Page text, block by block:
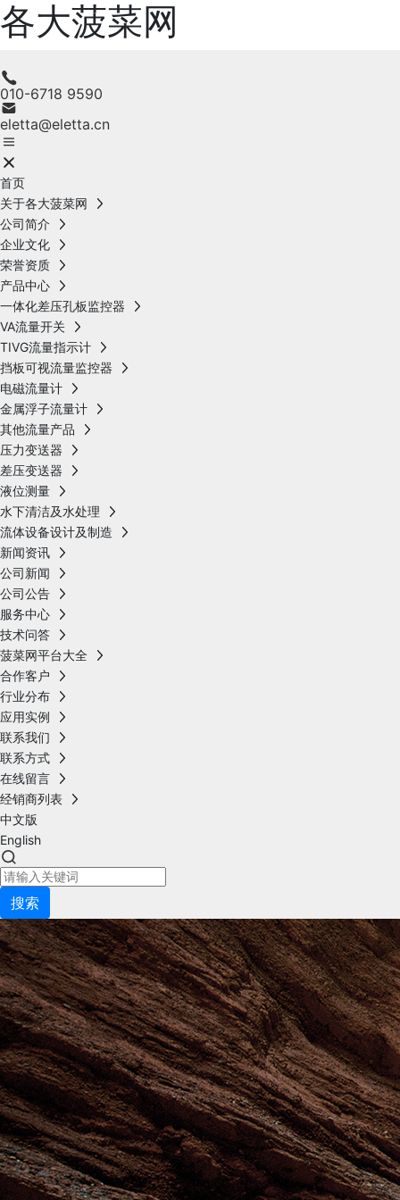
各大菠菜网
010-6718 9590
eletta@eletta.cn
首页
关于各大菠菜网
公司简介
企业文化
荣誉资质
产品中心
一体化差压孔板监控器
VA流量开关
TIVG流量指示计
挡板可视流量监控器
电磁流量计
金属浮子流量计
其他流量产品
压力变送器
差压变送器
液位测量
水下清洁及水处理
流体设备设计及制造
新闻资讯
公司新闻
公司公告
服务中心
技术问答
菠菜网平台大全
合作客户
行业分布
应用实例
联系我们
联系方式
在线留言
经销商列表
中文版
English
搜索